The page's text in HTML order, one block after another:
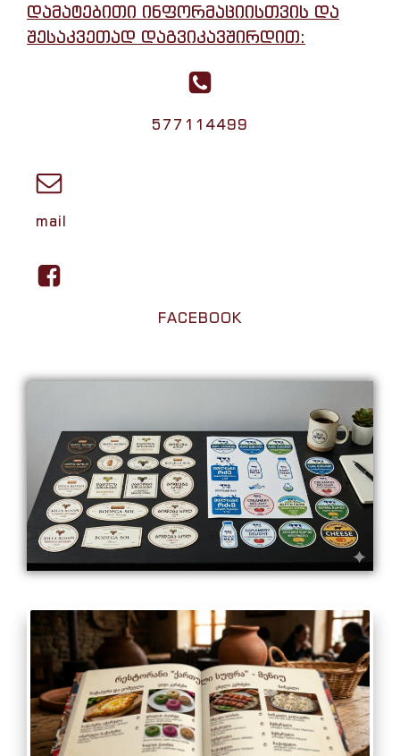
დამატებითი ინფორმაციისთვის და
შესაკვეთად დაგვიკავშირდით:
577114499
mail
FACEBOOK